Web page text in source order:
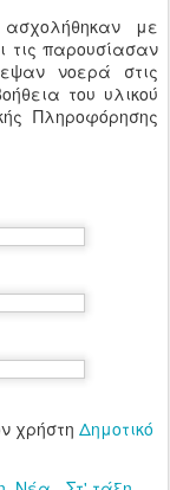
ασχολήθηκαν με
τις παρουσίασαν
νοερά στις
του υλικού
Πληροφόρησης
χρήστη Δημοτικό